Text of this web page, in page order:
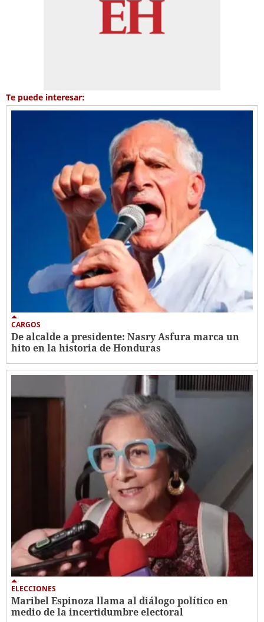
Te puede interesar:
CARGOS
De alcalde a presidente: Nasry Asfura marca un
hito en la historia de Honduras
ELECCIONES
Maribel Espinoza llama al diálogo político en
medio de la incertidumbre electoral